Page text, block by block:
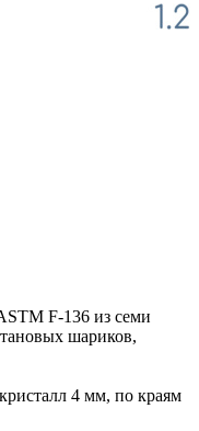
F-136 из семи
шариков,
4 мм, по краям